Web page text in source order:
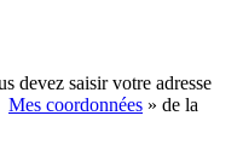
devez saisir votre adresse
Mes coordonnées » de la